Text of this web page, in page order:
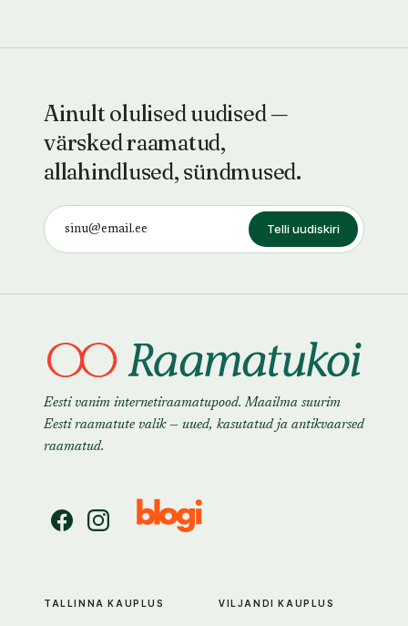
Ainult olulised uudised —
värsked raamatud,
allahindlused, sündmused.
Telli uudiskiri
Eesti vanim internetiraamatupood. Maailma suurim
Eesti raamatute valik — uued, kasutatud ja antikvaarsed
raamatud.
TALLINNA KAUPLUS VILJANDI KAUPLUS